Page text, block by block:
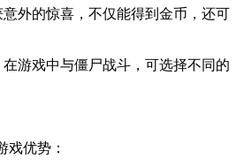
外的惊喜，不仅能得到金币，还可
游戏中与僵尸战斗，可选择不同的
戏优势：